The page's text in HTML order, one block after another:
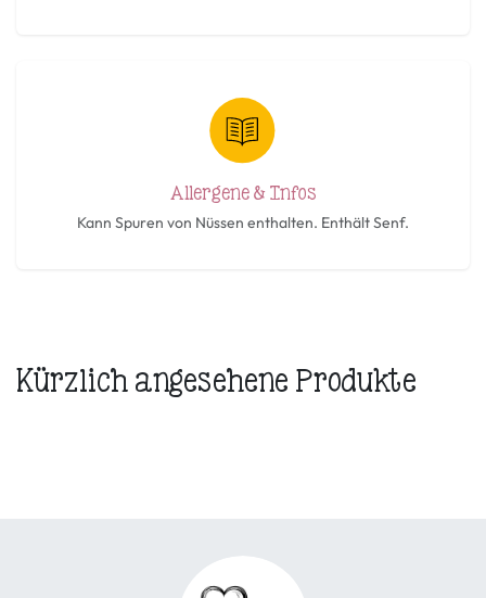
Allergene & Infos
Kann Spuren von Nüssen enthalten. Enthält Senf.
Kürzlich angesehene Produkte